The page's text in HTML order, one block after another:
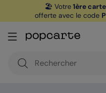
🏖️ Votre1ère
offerte avec le code